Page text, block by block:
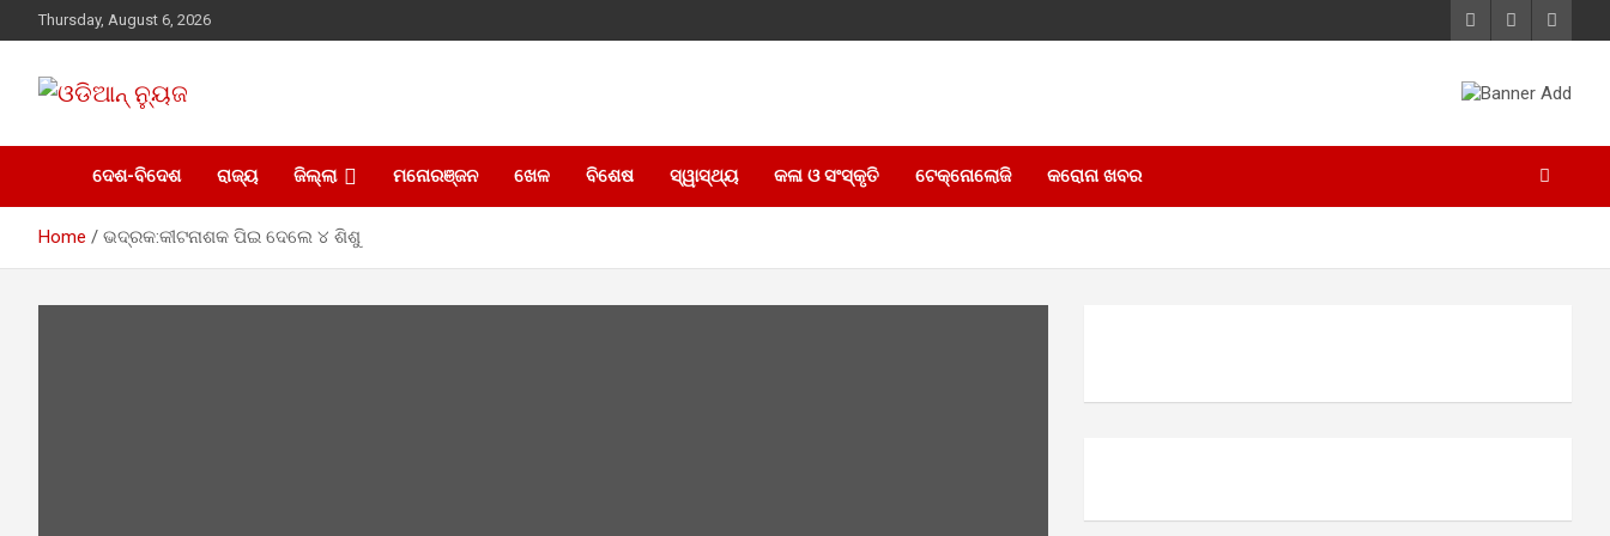
to
Thursday, August 6, 2026
ଓଡିଆନ୍ ନ୍ୟୁଜ
ଦେଶ-ବିଦେଶ ରାଜ୍ୟ ଜିଲ୍ଲା ମନୋରଞ୍ଜନ ଖେଳ ବିଶେଷ ସ୍ୱାସ୍ଥ୍ୟ କଳା ଓ ସଂସ୍କୃତି ଟେକ୍ନୋଲୋଜି କରୋନା ଖବର
Home ଭଦ୍ରକ:କୀଟନାଶକ ପିଇ ଦେଲେ ୪ ଶିଶୁ